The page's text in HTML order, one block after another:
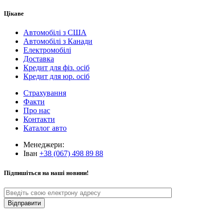
Цікаве
Автомобілі з США
Автомобілі з Канади
Електромобілі
Доставка
Кредит для фіз. осіб
Кредит для юр. осіб
Страхування
Факти
Про нас
Контакти
Каталог авто
Менеджери:
Іван +38 (067) 498 89 88
Підпишіться на наші новини!